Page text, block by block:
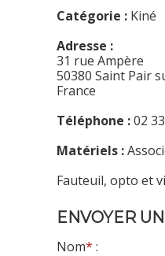
Catégorie : Kiné
Adresse :
31 rue Ampère
50380 Saint Pair
France
Téléphone :02
Matériels :
Fauteuil, opto et
ENVOYER
Nom* :